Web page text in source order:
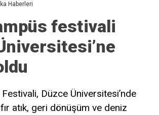
Haberleri
festivali
Düzce Üniversitesi’nde
atık, geri dönüşüm ve deniz